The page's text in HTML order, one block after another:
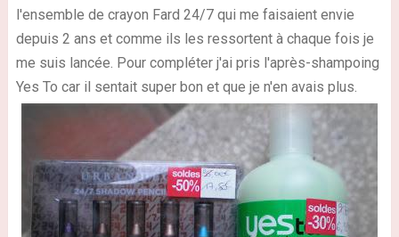
l'ensemble de crayon Fard 24/7qui me faisaient envie
depuis 2 ans et comme ils les ressortent à chaque fois je
me suis lancée. Pour compléter j'ai pris l'après-shampoing
Yes To car il sentait super bon et que je n'en avais plus.